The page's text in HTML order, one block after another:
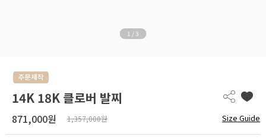
1 / 3
14K 18K 클로버 발찌
871,000원 1,357,000원 Size Guide